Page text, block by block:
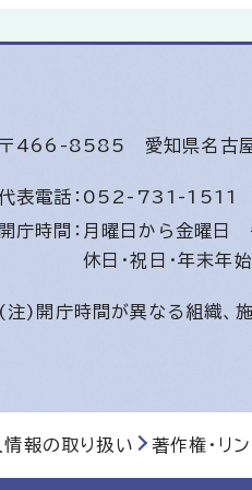
〒466-8585 愛知県名古
表電話： 052-731-1511
開庁時間： 月曜日から金曜日
休日・祝日・年末年
(注)開庁時間が異なる組織、
情報の取り扱い 著作権・リ